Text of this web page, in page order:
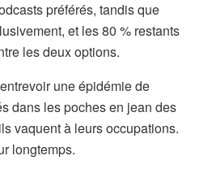
préférés, tandis que
et les 80 % restants
les deux options.
une épidémie de
dans les poches en jean des
vaquent à leurs occupations.
longtemps.